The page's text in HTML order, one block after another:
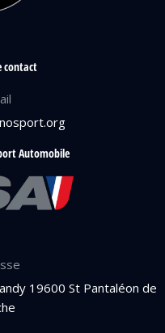
contact
Automobile
19600 St Pantaléon de